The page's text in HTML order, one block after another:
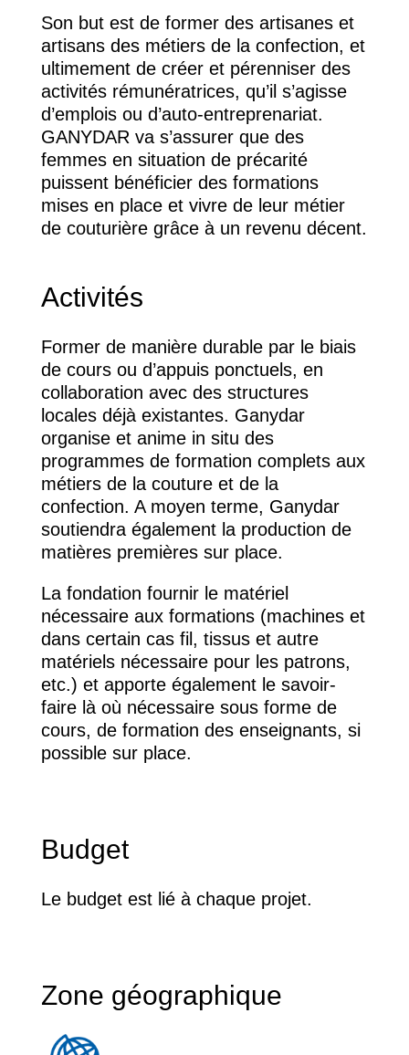
Son but est de former des artisanes et
artisans des métiers de la confection, et
ultimement de créer et pérenniser des
activités rémunératrices, qu’il s’agisse
d’emplois ou d’auto-entreprenariat.
GANYDAR va s’assurer que des
femmes en situation de précarité
puissent bénéficier des formations
mises en place et vivre de leur métier
de couturière grâce à un revenu décent.
Activités
Former de manière durable par le biais
de cours ou d’appuis ponctuels, en
collaboration avec des structures
locales déjà existantes. Ganydar
organise et anime in situ des
programmes de formation complets aux
métiers de la couture et de la
confection. A moyen terme, Ganydar
soutiendra également la production de
matières premières sur place.
La fondation fournir le matériel
nécessaire aux formations (machines et
dans certain cas fil, tissus et autre
matériels nécessaire pour les patrons,
etc.) et apporte également le savoir-
faire là où nécessaire sous forme de
cours, de formation des enseignants, si
possible sur place.
Budget
Le budget est lié à chaque projet.
Zone géographique